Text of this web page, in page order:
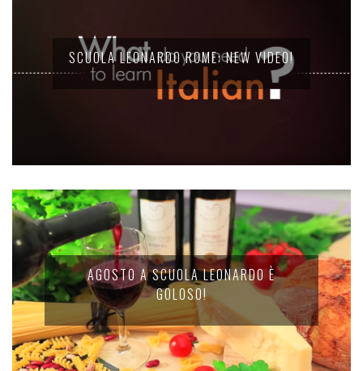
SCUOLA LEONARDO ROME: NEW VIDEO!
AGOSTO A SCUOLA LEONARDO È
GOLOSO!